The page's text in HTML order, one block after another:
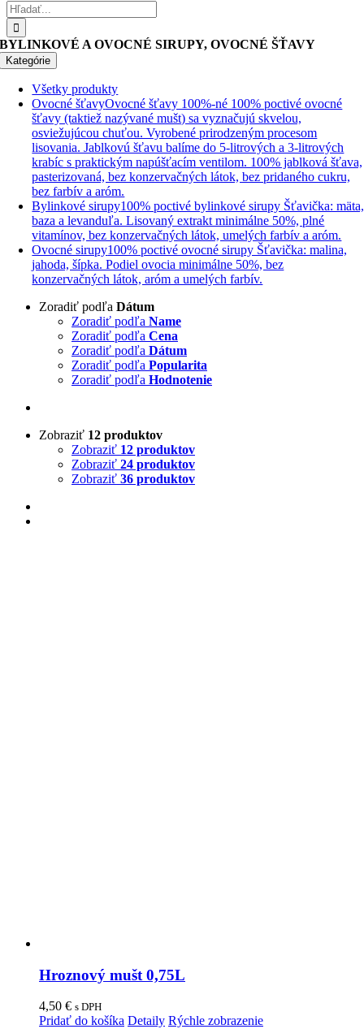
Hľadať:
BYLINKOVÉ A OVOCNÉ SIRUPY, OVOCNÉ ŠŤAVY
Kategórie
Všetky produkty
Ovocné šťavyOvocné šťavy 100%-né 100% poctivé ovocné
šťavy (taktiež nazývané mušt) sa vyznačujú skvelou,
osviežujúcou chuťou. Vyrobené prirodzeným procesom
lisovania. Jablkovú šťavu balíme do 5-litrových a 3-litrových
krabíc s praktickým napúšťacím ventilom. 100% jablková šťava,
pasterizovaná, bez konzervačných látok, bez pridaného cukru,
bez farbív a aróm.
Bylinkové sirupy100% poctivé bylinkové sirupy Šťavička: mäta,
baza a levanduľa. Lisovaný extrakt minimálne 50%, plné
vitamínov, bez konzervačných látok, umelých farbív a aróm.
Ovocné sirupy100% poctivé ovocné sirupy Šťavička: malina,
jahoda, šípka. Podiel ovocia minimálne 50%, bez
konzervačných látok, aróm a umelých farbív.
Zoradiť podľa Dátum
Zoradiť podľa Name
Zoradiť podľa Cena
Zoradiť podľa Dátum
Zoradiť podľa Popularita
Zoradiť podľa Hodnotenie
Zobraziť 12 produktov
Zobraziť 12 produktov
Zobraziť 24 produktov
Zobraziť 36 produktov
Hroznový mušt 0,75L
4,50 € s DPH
Pridať do košíka Detaily Rýchle zobrazenie